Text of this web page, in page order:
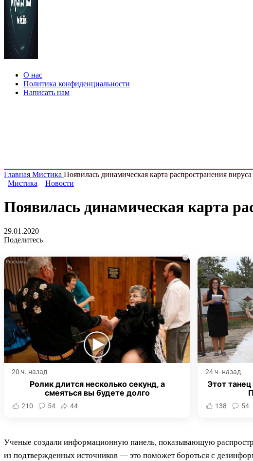
О нас
Политика конфиденциальности
Написать нам
Главная Мистика Появилась динамическая карта распространения
Мистика
Новости
Появилась динамическая карта
29.01.2020
Поделитесь
i
20 ч. назад
Ролик длится несколько секунд, а
смеяться вы будете долго
210 54 44
24 ч. назад
Этот
138 54
Ученые создали информационную панель, показывающую
из подтвержденных источников — это поможет бороться с